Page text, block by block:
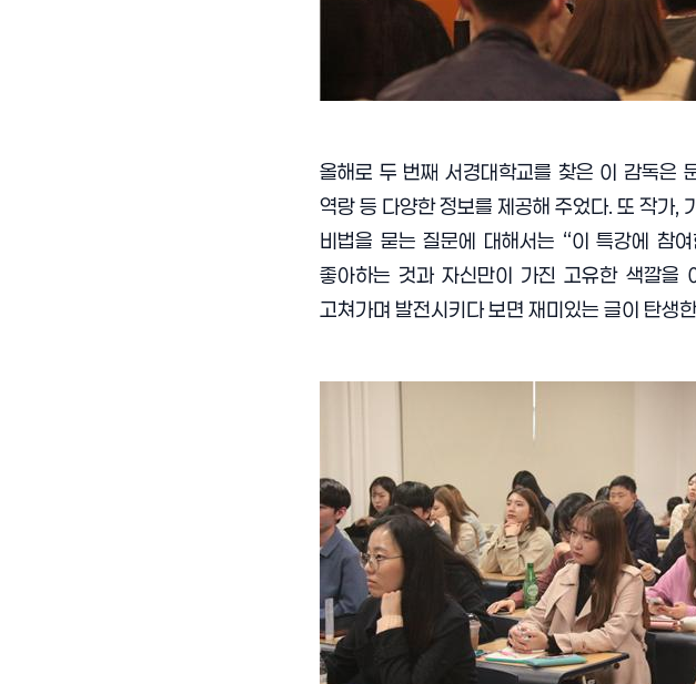
올해로 두 번째 서경대학교를 찾은 이 감독은
역랑 등 다양한 정보를 제공해 주었다. 또 작가,
비법을 묻는 질문에 대해서는 “이 특강에 참
좋아하는 것과 자신만이 가진 고유한 색깔을
고쳐가며 발전시키다 보면 재미있는 글이 탄생